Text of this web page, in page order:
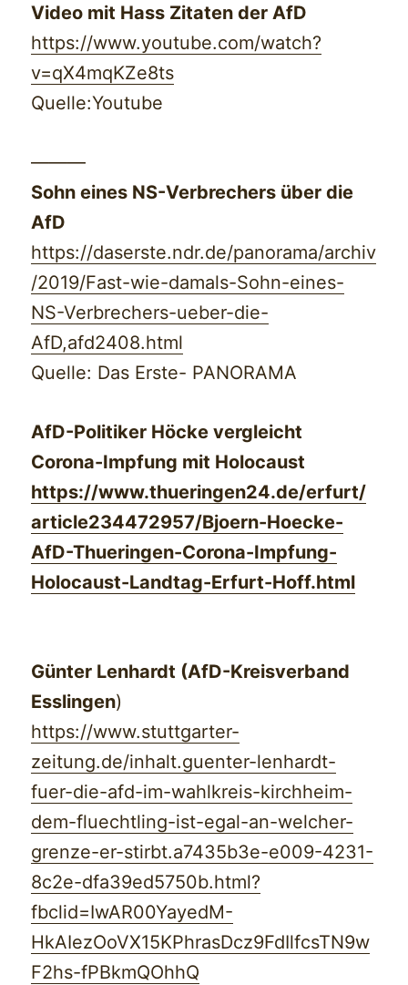
Video mit Hass Zitaten der AfD
https://www.youtube.com/watch?
v=qX4mqKZe8ts
Quelle:Youtube
———
Sohn eines NS-Verbrechers über die
AfD
https://daserste.ndr.de/panorama/archiv
/2019/Fast-wie-damals-Sohn-eines-
NS-Verbrechers-ueber-die-
AfD,afd2408.html
Quelle: Das Erste- PANORAMA
AfD-Politiker Höcke vergleicht
Corona-Impfung mit Holocaust
https://www.thueringen24.de/erfurt/
article234472957/Bjoern-Hoecke-
AfD-Thueringen-Corona-Impfung-
Holocaust-Landtag-Erfurt-Hoff.html
Günter Lenhardt (AfD-Kreisverband
Esslingen)
https://www.stuttgarter-
zeitung.de/inhalt.guenter-lenhardt-
fuer-die-afd-im-wahlkreis-kirchheim-
dem-fluechtling-ist-egal-an-welcher-
grenze-er-stirbt.a7435b3e-e009-4231-
8c2e-dfa39ed5750b.html?
fbclid=IwAR00YayedM-
HkAIezOoVX15KPhrasDcz9FdIlfcsTN9w
F2hs-fPBkmQOhhQ